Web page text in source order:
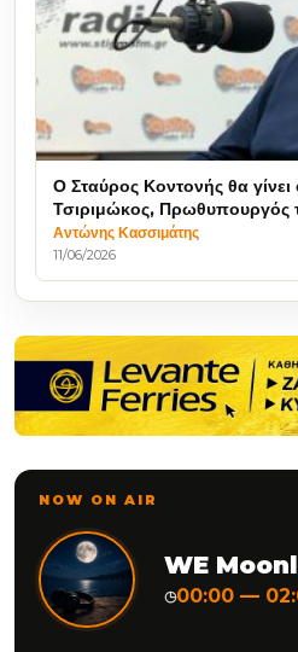
Ο Σταύρος Κοντονής θα γίνει
Τσιριμώκος,
Αντώνης Κασσιμάτης
11/06/2026
NOW ON AIR
WE
◷00:00 —